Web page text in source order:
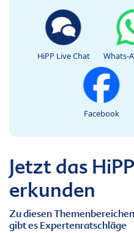
HiPP Live Chat Whats-
Facebook
Jetzt das
erkunden
Zu diesen Themenbereichen
gibt es Expertenratschläge